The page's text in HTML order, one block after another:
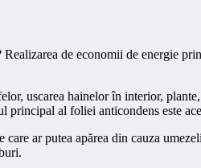
de economii de energie
uscarea hainelor în interior,
al foliei anticondens este
ar putea apărea din cauza